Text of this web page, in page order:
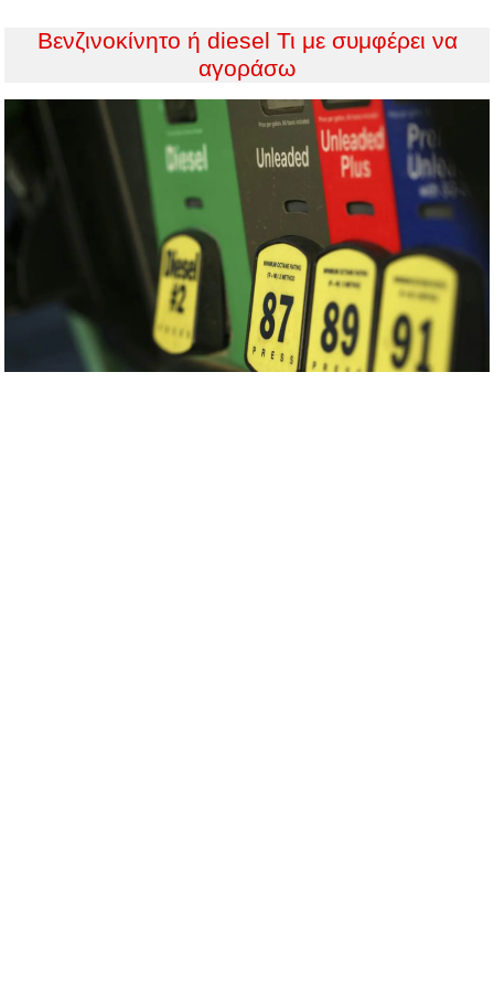
Βενζινοκίνητο ή diesel Τι με συμφέρει να
αγοράσω